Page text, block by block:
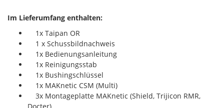
Im Lieferumfang enthalten:
1x Taipan OR
1 x Schussbildnachweis
1x Bedienungsanleitung
1x Reinigungsstab
1x Bushingschlüssel
1x MAKnetic CSM (Multi)
3x Montageplatte MAKnetic (Shield, Trijicon RMR,